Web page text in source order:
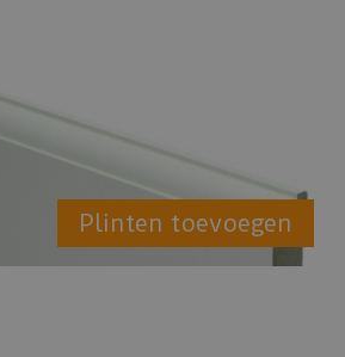
Plinten toevoegen